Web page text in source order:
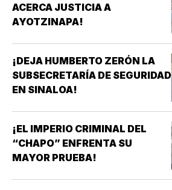
ACERCA JUSTICIA A
AYOTZINAPA!
¡DEJA HUMBERTO ZERÓN LA
SUBSECRETARÍA DE SEGURIDAD
EN SINALOA!
¡EL IMPERIO CRIMINAL DEL
“CHAPO” ENFRENTA SU
MAYOR PRUEBA!